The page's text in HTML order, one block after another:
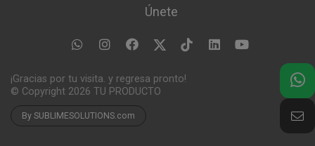
Únete
¡Gracias por tu visita. y regresa pronto!
© Copyright 2026 TU PRODUCTO
By SUBLIMESOLUTIONS.com